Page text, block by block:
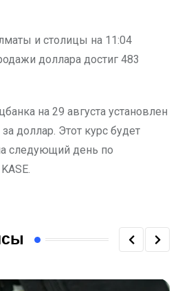
и столицы на 11:04
доллара достиг 483
на 29 августа установлен
доллар. Этот курс будет
следующий день по